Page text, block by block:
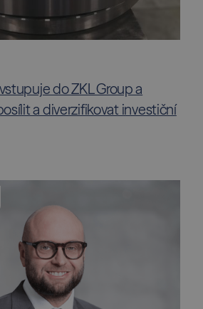
do ZKL Group a
a diverzifikovat investiční